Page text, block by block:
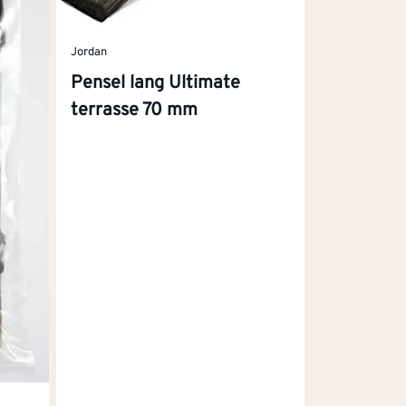
Jordan
Pensel lang Ultimate
terrasse 70 mm